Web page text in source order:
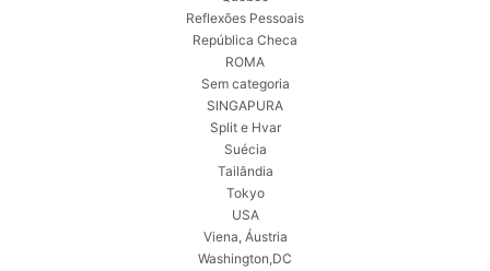
Reflexões Pessoais
República Checa
ROMA
Sem categoria
SINGAPURA
Split e Hvar
Suécia
Tailândia
Tokyo
USA
Viena, Áustria
Washington,DC